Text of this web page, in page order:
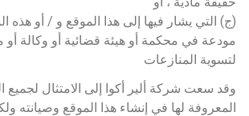
(ج) التي يشار فيها إلى هذا الموقع و / أو
مودعة في محكمة أو هيئة قضائية أو وكالة
لتسوية المنازعات
وقد سعت شركة ألير أكوا إلى الامتثال لجميع
المعروفة لها في إنشاء هذا الموقع وصيانته